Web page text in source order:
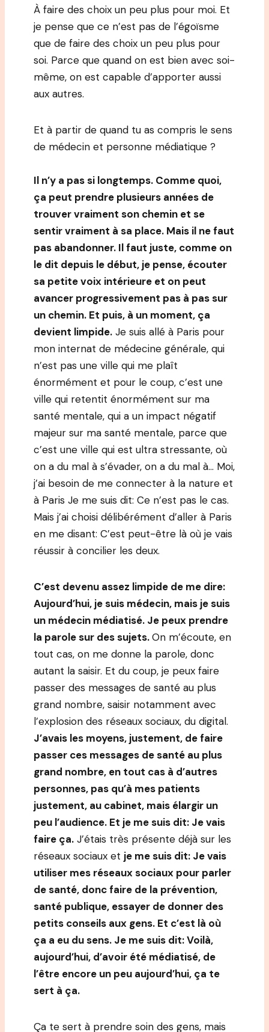
À faire des choix un peu plus pour moi. Et
je pense que ce n’est pas de l’égoïsme
que de faire des choix un peu plus pour
soi. Parce que quand on est bien avec soi-
même, on est capable d’apporter aussi
aux autres.
Et à partir de quand tu as compris le sens
de médecin et personne médiatique ?
Il n’y a pas si longtemps. Comme quoi,
ça peut prendre plusieurs années de
trouver vraiment son chemin et se
sentir vraiment à sa place. Mais il ne faut
pas abandonner. Il faut juste, comme on
le dit depuis le début, je pense, écouter
sa petite voix intérieure et on peut
avancer progressivement pas à pas sur
un chemin. Et puis, à un moment, ça
devient limpide. Je suis allé à Paris pour
mon internat de médecine générale, qui
n’est pas une ville qui me plaît
énormément et pour le coup, c’est une
ville qui retentit énormément sur ma
santé mentale, qui a un impact négatif
majeur sur ma santé mentale, parce que
c’est une ville qui est ultra stressante, où
on a du mal à s’évader, on a du mal à… Moi,
j’ai besoin de me connecter à la nature et
à Paris Je me suis dit: Ce n’est pas le cas.
Mais j’ai choisi délibérément d’aller à Paris
en me disant: C’est peut-être là où je vais
réussir à concilier les deux.
C’est devenu assez limpide de me dire:
Aujourd’hui, je suis médecin, mais je suis
un médecin médiatisé. Je peux prendre
la parole sur des sujets.On m’écoute, en
tout cas, on me donne la parole, donc
autant la saisir. Et du coup, je peux faire
passer des messages de santé au plus
grand nombre, saisir notamment avec
l’explosion des réseaux sociaux, du digital.
J’avais les moyens, justement, de faire
passer ces messages de santé au plus
grand nombre, en tout cas à d’autres
personnes, pas qu’à mes patients
justement, au cabinet, mais élargir un
peu l’audience. Et je me suis dit: Je vais
faire ça. J’étais très présente déjà sur les
réseaux sociaux et je me suis dit: Je vais
utiliser mes réseaux sociaux pour parler
de santé, donc faire de la prévention,
santé publique, essayer de donner des
petits conseils aux gens. Et c’est là où
ça a eu du sens. Je me suis dit: Voilà,
aujourd’hui, d’avoir été médiatisé, de
l’être encore un peu aujourd’hui, ça te
sert à ça.
Ça te sert à prendre soin des gens, mais